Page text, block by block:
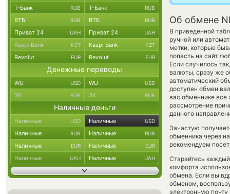
Об обмене
В приведенной
ручной или
метки, которые
попасть на сайт
Если случилось
валюты, сразу же
автоматический
доступен обмен
вас обменнике
рассмотрение
данного
Зачастую
обменника через
рекомендуем
Старайтесь
комфорта
обмена. Если вы
обменом,
электронную
Т-Банк RUB Т-Банк RUB
ВТБ RUB ВТБ RUB
Приват 24 UAH Приват 24 UAH
Kaspi Bank KZT Kaspi Bank KZT
Revolut EUR Revolut EUR
Денежные переводы
WU USD WU USD
ЗК RUB ЗК RUB
Наличные деньги
Наличные USD Наличные USD
Наличные RUB Наличные RUB
Наличные EUR Наличные EUR
Наличные UAH Наличные UAH